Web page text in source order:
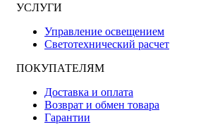
УСЛУГИ
Управление освещением
Светотехнический расчет
ПОКУПАТЕЛЯМ
Доставка и оплата
Возврат и обмен товара
Гарантии